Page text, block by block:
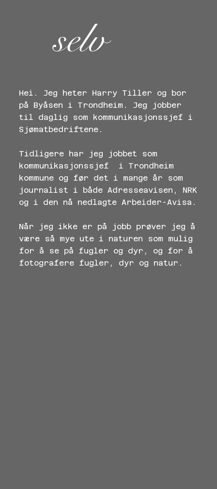
selv
Hei. Jeg heter Harry Tiller og bor
på Byåsen i Trondheim. Jeg jobber
til daglig som kommunikasjonssjef i
Sjømatbedriftene.
Tidligere har jeg jobbet som
kommunikasjonssjef i Trondheim
kommune og før det i mange år som
journalist i både Adresseavisen, NRK
og i den nå nedlagte Arbeider-Avisa.
Når jeg ikke er på jobb prøver jeg å
være så mye ute i naturen som mulig
for å se på fugler og dyr, og for å
fotografere fugler, dyr og natur.